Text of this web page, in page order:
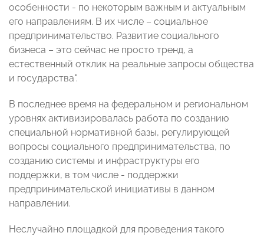
особенности - по некоторым важным и актуальным
его направлениям. В их числе – социальное
предпринимательство. Развитие социального
бизнеса – это сейчас не просто тренд, а
естественный отклик на реальные запросы общества
и государства".
В последнее время на федеральном и региональном
уровнях активизировалась работа по созданию
специальной нормативной базы, регулирующей
вопросы социального предпринимательства, по
созданию системы и инфраструктуры его
поддержки, в том числе - поддержки
предпринимательской инициативы в данном
направлении.
Неслучайно площадкой для проведения такого